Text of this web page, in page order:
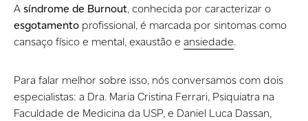
Asíndrome de Burnout, conhecida por caracterizar o
esgotamento profissional, é marcada por sintomas como
cansaço físico e mental, exaustão e ansiedade.
Para falar melhor sobre isso, nós conversamos com dois
especialistas: a Dra. Maria Cristina Ferrari, Psiquiatra na
Faculdade de Medicina da USP, e Daniel Luca Dassan,